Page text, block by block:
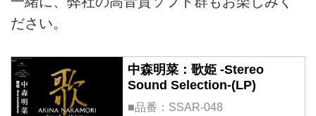
ださい。
中森明菜：歌姫 -Stereo
Sound Selection-(LP)
■品番：SSAR-048